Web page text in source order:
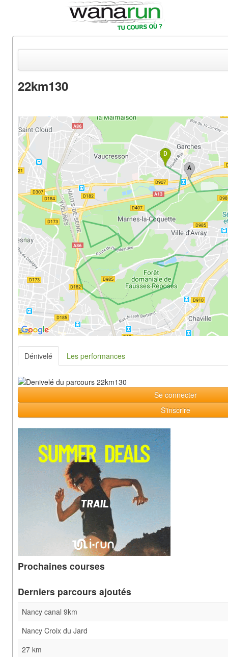
Equipements & Tests
Parcours & Courses
Outils & Réseaux
22km130
Dénivelé Les performances
Se connecter
S'inscrire
Prochaines courses
Derniers parcours ajoutés
Nancy canal 9km
Nancy Croix du Jard
27 km